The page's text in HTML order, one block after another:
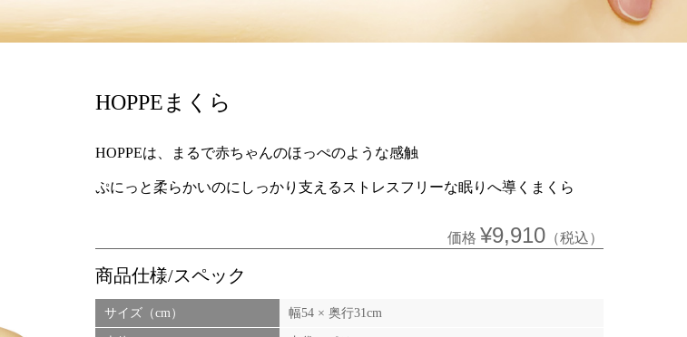
HOPPEまくら
HOPPEは、まるで赤ちゃんのほっぺのような感触
ぷにっと柔らかいのにしっかり支えるストレスフリーな眠りへ導くまくら
価格 ¥9,910 （税込）
商品仕様/スペック
サイズ（cm） 幅54 × 奥行31cm